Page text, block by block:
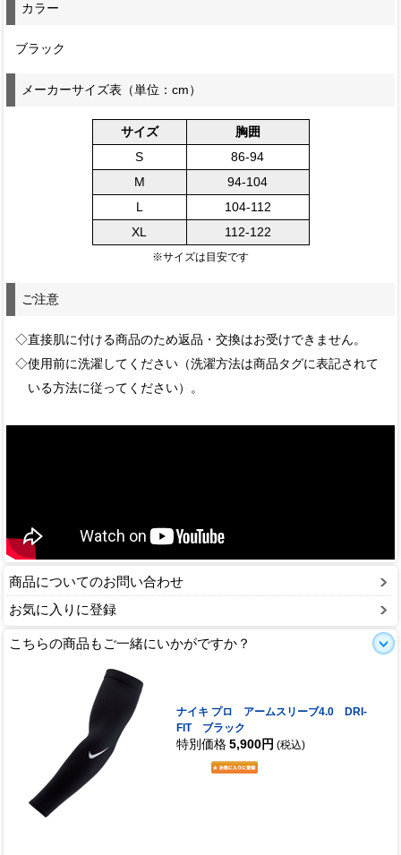
カラー
ブラック
メーカーサイズ表（単位：cm）
サイズ
胸囲
S
86-94
M
94-104
L
104-112
XL
112-122
※サイズは目安です
ご注意
◇直接肌に付ける商品のため返品・交換はお受けできません。
◇使用前に洗濯してください（洗濯方法は商品タグに表記されて
いる方法に従ってください）。
商品についてのお問い合わせ
お気に入りに登録
こちらの商品もご一緒にいかがですか？
ナイキ プロ アームスリーブ4.0 DRI-
FIT ブラック
特別価格 5,900円 (税込)